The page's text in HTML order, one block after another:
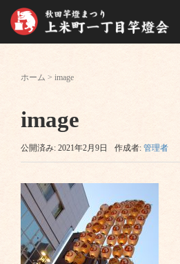
ホーム > image
image
公開済み: 2021年2月9日 作成者: 管理者